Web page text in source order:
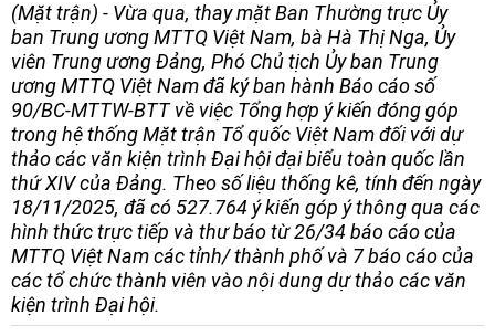
(Mặt trận) - Vừa qua, thay mặt Ban Thường trực Ủy
ban Trung ương MTTQ Việt Nam, bà Hà Thị Nga, Ủy
viên Trung ương Đảng, Phó Chủ tịch Ủy ban Trung
ương MTTQ Việt Nam đã ký ban hành Báo cáo số
90/BC-MTTW-BTT về việc Tổng hợp ý kiến đóng góp
trong hệ thống Mặt trận Tổ quốc Việt Nam đối với dự
thảo các văn kiện trình Đại hội đại biểu toàn quốc lần
thứ XIV của Đảng. Theo số liệu thống kê, tính đến ngày
18/11/2025, đã có 527.764 ý kiến góp ý thông qua các
hình thức trực tiếp và thư báo từ 26/34 báo cáo của
MTTQ Việt Nam các tỉnh/ thành phố và 7 báo cáo của
các tổ chức thành viên vào nội dung dự thảo các văn
kiện trình Đại hội.